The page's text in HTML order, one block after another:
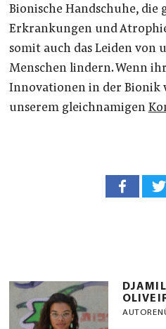
Bionische Handschuhe, die
Erkrankungen und
somit auch das Leiden von
Menschen lindern. Wenn
Innovationen in der Bionik
unserem gleichnamigen